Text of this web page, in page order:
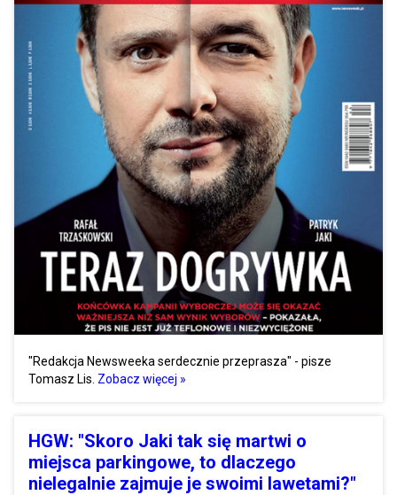
"Redakcja Newsweeka serdecznie przeprasza" - pisze
Tomasz Lis. Zobacz więcej »
HGW: "Skoro Jaki tak się martwi o
miejsca parkingowe, to dlaczego
nielegalnie zajmuje je swoimi lawetami?"